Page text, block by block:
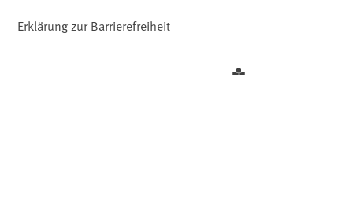
Erklärung zur Barrierefreiheit